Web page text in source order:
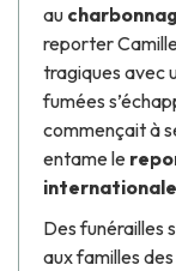
au
reporter
tragiques avec
fumées
commençait à
entame le
internationale
Des funérailles
aux familles